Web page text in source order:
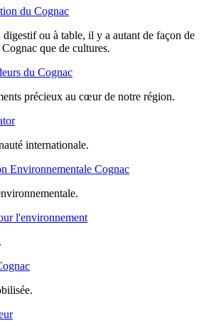
du Cognac
ou à table, il y a autant de façon de
que de cultures.
du Cognac
précieux au cœur de notre région.
internationale.
Environnementale Cognac
l'environnement